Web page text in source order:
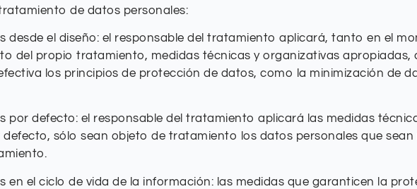
de datos personales:
desde el diseño: el responsable del tratamiento aplicará, tanto en el
del propio tratamiento, medidas técnicas y organizativas
los principios de protección de datos, como la minimización de
por defecto: el responsable del tratamiento aplicará las medidas
sólo sean objeto de tratamiento los datos personales que
en el ciclo de vida de la información: las medidas que garanticen la